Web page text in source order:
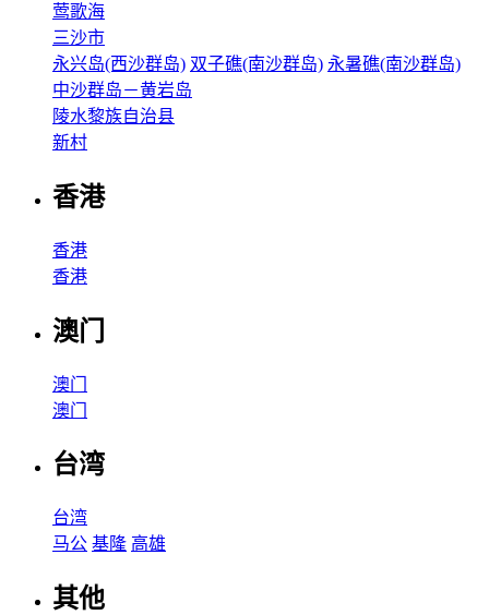
莺歌海
三沙市
永兴岛(西沙群岛) 双子礁(南沙群岛) 永暑礁(南沙群岛)
中沙群岛－黄岩岛
陵水黎族自治县
新村
香港
香港
香港
澳门
澳门
澳门
台湾
台湾
马公 基隆 高雄
其他